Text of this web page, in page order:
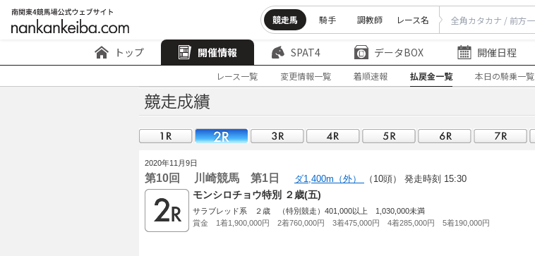
競走馬 騎手 調教師 レース名
トップ 開催情報 SPAT4 データBOX 開催日程
レース一覧 変更情報一覧 着順速報 払戻金一覧 本日の騎乗一覧
2020年11月9日
第10回 川崎競馬 第1日 ダ1,400m（外） （10頭） 発走時刻 15:30
モンシロチョウ特別 ２歳(五)
サラブレッド系 ２歳 （特別競走）401,000以上 1,030,000未満
賞金 1着1,900,000円 2着760,000円 3着475,000円 4着285,000円 5着190,000円